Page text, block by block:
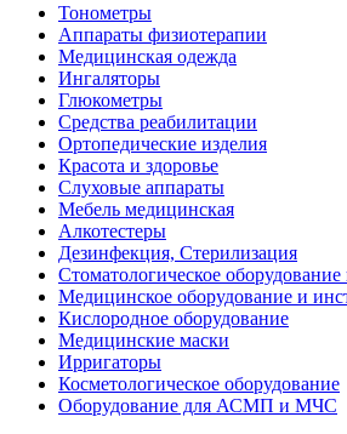
Тонометры
Аппараты физиотерапии
Медицинская одежда
Ингаляторы
Глюкометры
Средства реабилитации
Ортопедические изделия
Красота и здоровье
Слуховые аппараты
Мебель медицинская
Алкотестеры
Дезинфекция, Стерилизация
Стоматологическое
Медицинское оборудование и
Кислородное оборудование
Медицинские маски
Ирригаторы
Косметологическое оборудование
Оборудование для АСМП и МЧС